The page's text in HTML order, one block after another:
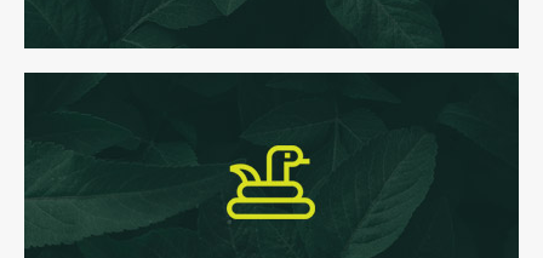
Ici, il va falloir faire preuve d’agilité !